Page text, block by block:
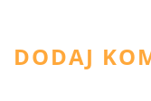
DODAJ